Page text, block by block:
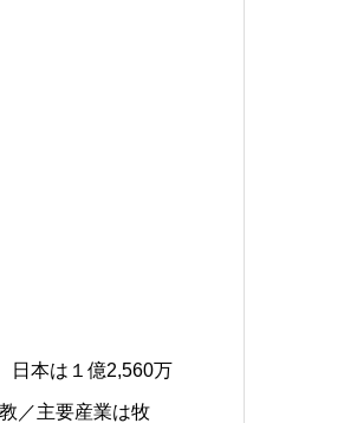
日本は１億2,560万
／主要産業は牧